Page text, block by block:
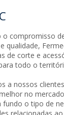
o compromisso
qualidade,
de corte e
todo o
a nossos
no
fundo o tipo de